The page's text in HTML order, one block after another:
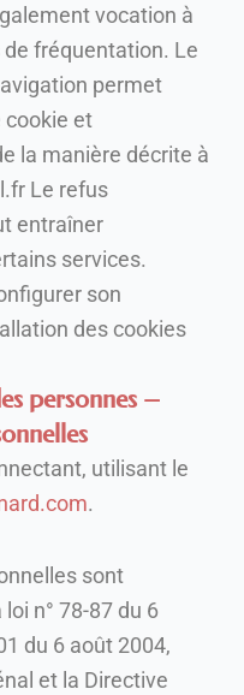
vocation à
fréquentation. Le
permet
cookie et
la manière décrite à
Le refus
entraîner
services.
son
des cookies
personnes –
utilisant le
.
sont
n° 78-87 du 6
du 6 août 2004,
et la Directive